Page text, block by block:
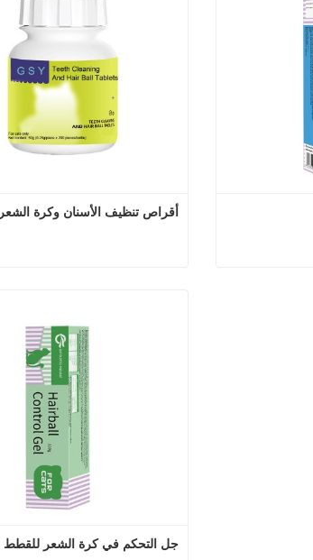
أقراص تنظيف الأسنان وكرة
جل التحكم في كرة الشعر للقطط